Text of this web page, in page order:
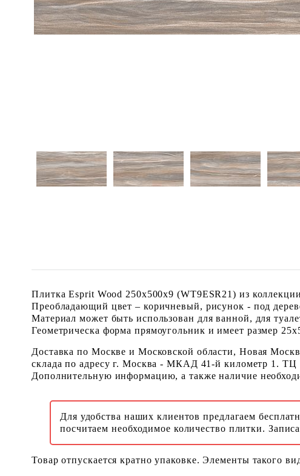
Плитка Esprit Wood 250x500x9 (WT9ESR21) из
Преобладающий цвет – коричневый, рисунок - под
Материал может быть использован для ванной, для
Геометрическа форма прямоугольник и имеет размер
Доставка по Москве и Московской области, Новая
склада по адресу г. Москва - МКАД 41-й километр 1. ТЦ
Дополнительную информацию, а также наличие
Для удобства наших клиентов предлагаем
посчитаем необходимое количество плитки.
Товар отпускается кратно упаковке. Элементы такого